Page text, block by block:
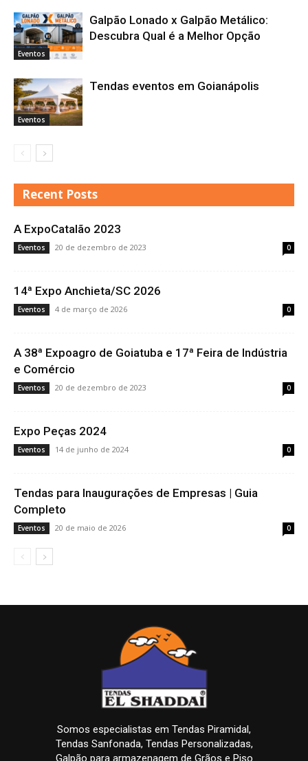
Eventos
Galpão Lonado x Galpão Metálico:
Descubra Qual é a Melhor Opção
Eventos
Tendas eventos em Goianápolis
Recent Posts
A ExpoCatalão 2023
Eventos 20 de dezembro de 2023 0
14ª Expo Anchieta/SC 2026
Eventos 4 de março de 2026 0
A 38ª Expoagro de Goiatuba e 17ª Feira de Indústria
e Comércio
Eventos 20 de dezembro de 2023 0
Expo Peças 2024
Eventos 14 de junho de 2024 0
Tendas para Inaugurações de Empresas | Guia
Completo
Eventos 20 de maio de 2026 0
Somos especialistas em Tendas Piramidal,
Tendas Sanfonada, Tendas Personalizadas,
Galpão para armazenagem de Grãos e Piso